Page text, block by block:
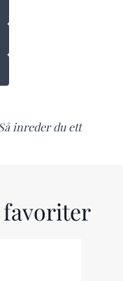
inreder du ett
favoriter